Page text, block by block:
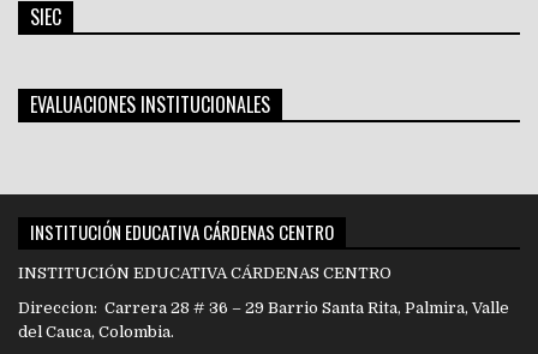
SIEC
EVALUACIONES INSTITUCIONALES
INSTITUCIÓN EDUCATIVA CÁRDENAS CENTRO
INSTITUCIÓN EDUCATIVA CÁRDENAS CENTRO
Direccion: Carrera 28 # 36 – 29 Barrio Santa Rita, Palmira, Valle
del Cauca, Colombia.